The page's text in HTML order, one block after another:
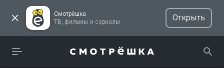
Смотрёшка
ТВ, фильмы и сериалы
Открыть